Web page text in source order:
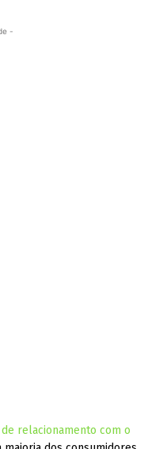
-
relacionamento com o